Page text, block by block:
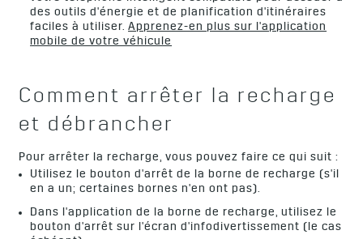
des outils d'énergie et de planification d'itinéraires
faciles à utiliser.Apprenez-en plus sur l'application
mobile de votre véhicule
Comment arrêter la recharge
et débrancher
Pour arrêter la recharge, vous pouvez faire ce qui suit :
Utilisez le bouton d'arrêt de la borne de recharge (s'il
en a un; certaines bornes n'en ont pas).
Dans l'application de la borne de recharge, utilisez le
bouton d'arrêt sur l'écran d'infodivertissement (le cas